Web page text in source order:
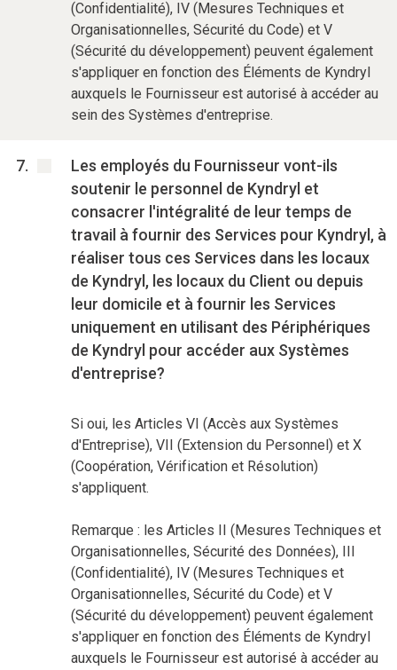
(Confidentialité), IV (Mesures Techniques et
Organisationnelles, Sécurité du Code) et V
(Sécurité du développement) peuvent également
s'appliquer en fonction des Éléments de Kyndryl
auxquels le Fournisseur est autorisé à accéder au
sein des Systèmes d'entreprise.
Les employés du Fournisseur vont-ils
soutenir le personnel de Kyndryl et
consacrer l'intégralité de leur temps de
travail à fournir des Services pour Kyndryl, à
réaliser tous ces Services dans les locaux
de Kyndryl, les locaux du Client ou depuis
leur domicile et à fournir les Services
uniquement en utilisant des Périphériques
de Kyndryl pour accéder aux Systèmes
d'entreprise?
Si oui, les Articles VI (Accès aux Systèmes
d'Entreprise), VII (Extension du Personnel) et X
(Coopération, Vérification et Résolution)
s'appliquent.
Remarque : les Articles II (Mesures Techniques et
Organisationnelles, Sécurité des Données), III
(Confidentialité), IV (Mesures Techniques et
Organisationnelles, Sécurité du Code) et V
(Sécurité du développement) peuvent également
s'appliquer en fonction des Éléments de Kyndryl
auxquels le Fournisseur est autorisé à accéder au